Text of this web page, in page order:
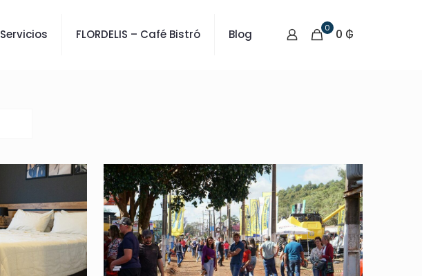
Servicios FLORDELIS – Café Bistró Blog 0 0 ₲